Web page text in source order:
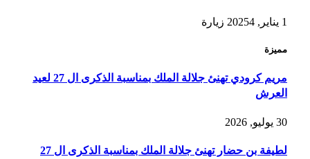
1 يناير, 2025 4 زيارة
مميزة
مريم كرودي تهنئ جلالة الملك بمناسبة الذكرى ال 27 لعيد
العرش
30 يوليو, 2026
لطيفة بن حضار تهنئ جلالة الملك بمناسبة الذكرى ال 27